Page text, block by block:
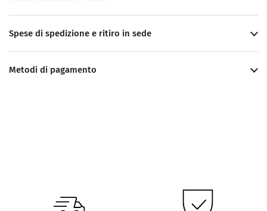
Spese di spedizione e ritiro in sede
Metodi di pagamento